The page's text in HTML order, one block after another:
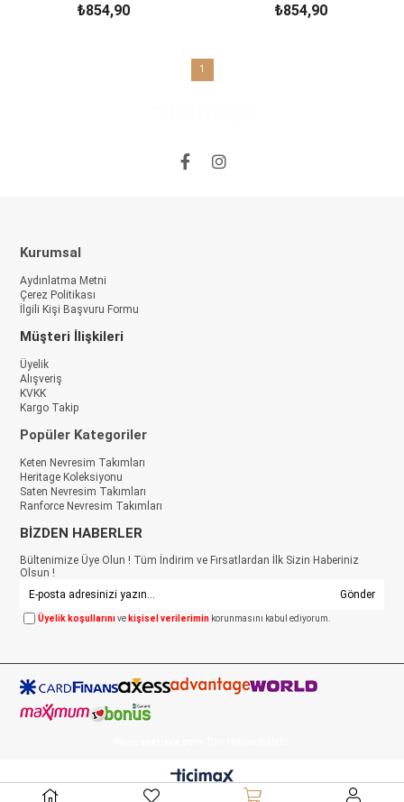
₺854,90 ₺854,90
1
Kurumsal
Aydınlatma Metni
Çerez Politikası
İlgili Kişi Başvuru Formu
Müşteri İlişkileri
Üyelik
Alışveriş
KVKK
Kargo Takip
Popüler Kategoriler
Keten Nevresim Takımları
Heritage Koleksiyonu
Saten Nevresim Takımları
Ranforce Nevresim Takımları
BİZDEN HABERLER
Bültenimize Üye Olun ! Tüm İndirim ve Fırsatlardan İlk Sizin Haberiniz
Olsun !
Gönder
Üyelik koşullarınıve kişisel verilerimin korunmasını kabul ediyorum.